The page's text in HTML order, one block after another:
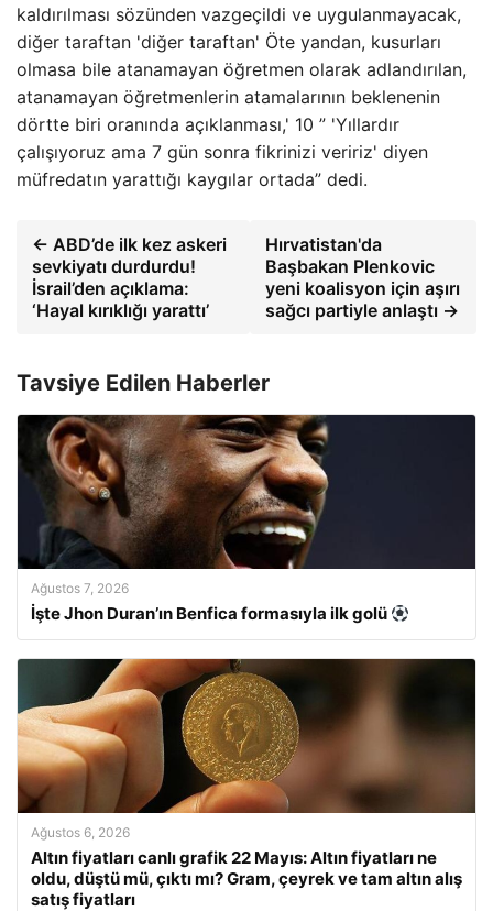
kaldırılması sözünden vazgeçildi ve uygulanmayacak,
diğer taraftan 'diğer taraftan' Öte yandan, kusurları
olmasa bile atanamayan öğretmen olarak adlandırılan,
atanamayan öğretmenlerin atamalarının beklenenin
dörtte biri oranında açıklanması,' 10 ” 'Yıllardır
çalışıyoruz ama 7 gün sonra fikrinizi veririz' diyen
müfredatın yarattığı kaygılar ortada” dedi.
← ABD’de ilk kez askeri
sevkiyatı durdurdu!
İsrail’den açıklama:
‘Hayal kırıklığı yarattı’
Hırvatistan'da
Başbakan Plenkovic
yeni koalisyon için aşırı
sağcı partiyle anlaştı →
Tavsiye Edilen Haberler
Ağustos 7, 2026
İşte Jhon Duran’ın Benfica formasıyla ilk golü
Ağustos 6, 2026
Altın fiyatları canlı grafik 22 Mayıs: Altın fiyatları ne
oldu, düştü mü, çıktı mı? Gram, çeyrek ve tam altın alış
satış fiyatları